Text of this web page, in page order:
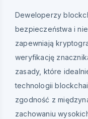
Deweloperzy
bezpieczeństwa i
zapewniają
weryfikację
zasady, które
technologii
zgodność z
zachowaniu